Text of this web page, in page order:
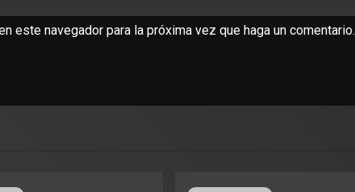
este navegador para la próxima vez que haga un comentario.